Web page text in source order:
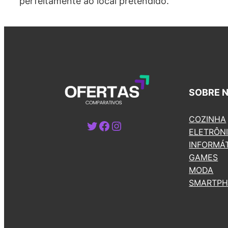
Twitter Facebook Instagram
SOBRE
COZINHA
GAMES
MODA